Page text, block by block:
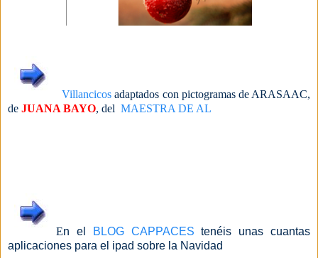
Villancicos adaptados con pictogramas de ARASAAC,
de JUANA BAYO, del MAESTRA DE AL
En el BLOG CAPPACES tenéis unas cuantas
aplicaciones para el ipad sobre la Navidad